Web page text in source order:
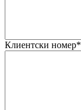
Клиентски номер*